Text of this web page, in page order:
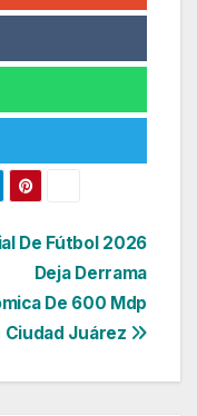
De Fútbol 2026
Deja Derrama
De 600 Mdp
Ciudad Juárez